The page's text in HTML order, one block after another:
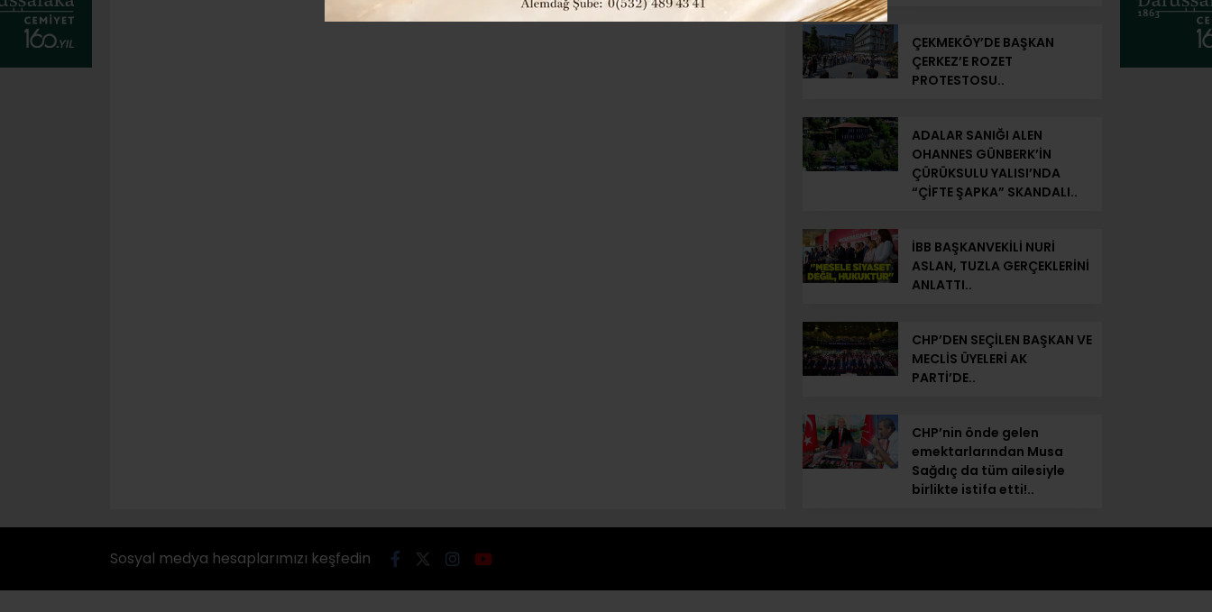
ÇEKMEKÖY’DE BAŞKAN
ÇERKEZ’E ROZET
PROTESTOSU..
ADALAR SANIĞI ALEN
OHANNES GÜNBERK’İN
ÇÜRÜKSULU YALISI’NDA
“ÇİFTE ŞAPKA” SKANDALI..
İBB BAŞKANVEKİLİ NURİ
ASLAN, TUZLA GERÇEKLERİNİ
ANLATTI..
CHP’DEN SEÇİLEN BAŞKAN VE
MECLİS ÜYELERİ AK
PARTİ’DE..
CHP’nin önde gelen
emektarlarından Musa
Sağdıç da tüm ailesiyle
birlikte istifa etti!..
Sosyal medya hesaplarımızı keşfedin